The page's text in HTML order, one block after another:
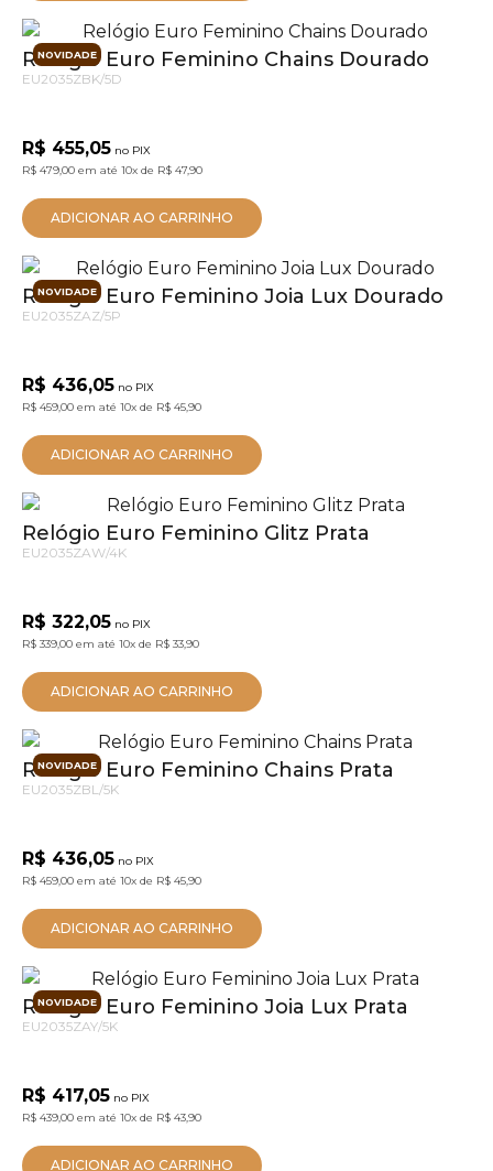
NOVIDADE
Relógio Euro Feminino Chains Dourado
EU2035ZBK/5D
R$ 455,05 no PIX
R$ 479,00 em até 10x de R$ 47,90
ADICIONAR AO CARRINHO
NOVIDADE
Relógio Euro Feminino Joia Lux Dourado
EU2035ZAZ/5P
R$ 436,05 no PIX
R$ 459,00 em até 10x de R$ 45,90
ADICIONAR AO CARRINHO
Relógio Euro Feminino Glitz Prata
EU2035ZAW/4K
R$ 322,05 no PIX
R$ 339,00 em até 10x de R$ 33,90
ADICIONAR AO CARRINHO
NOVIDADE
Relógio Euro Feminino Chains Prata
EU2035ZBL/5K
R$ 436,05 no PIX
R$ 459,00 em até 10x de R$ 45,90
ADICIONAR AO CARRINHO
NOVIDADE
Relógio Euro Feminino Joia Lux Prata
EU2035ZAY/5K
R$ 417,05 no PIX
R$ 439,00 em até 10x de R$ 43,90
ADICIONAR AO CARRINHO